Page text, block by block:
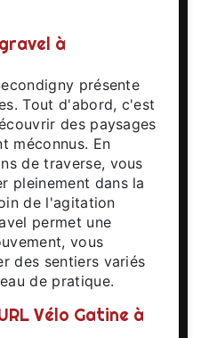
à
présente
Tout d'abord, c'est
des paysages
méconnus. En
de traverse, vous
pleinement dans la
de l'agitation
permet une
vous
des sentiers variés
de pratique.
Vélo Gatine à